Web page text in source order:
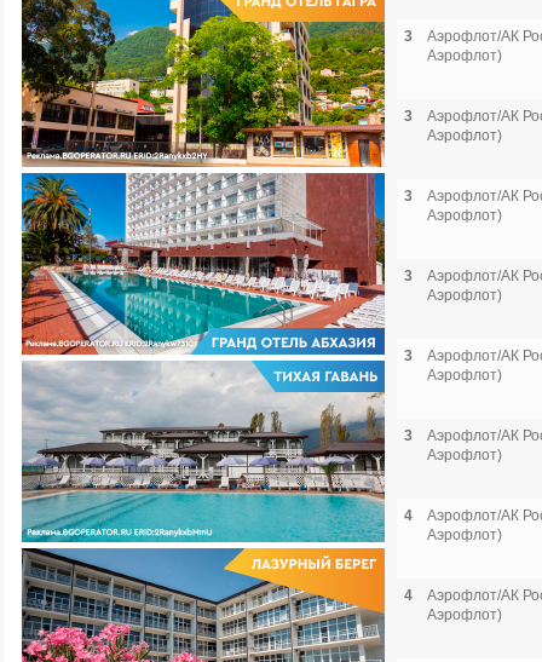
3
Аэрофлот/АК
Аэрофлот)
3
Аэрофлот/АК
Аэрофлот)
3
Аэрофлот/АК
Аэрофлот)
3
Аэрофлот/АК
Аэрофлот)
3
Аэрофлот/АК
Аэрофлот)
3
Аэрофлот/АК
Аэрофлот)
4
Аэрофлот/АК
Аэрофлот)
4
Аэрофлот/АК
Аэрофлот)